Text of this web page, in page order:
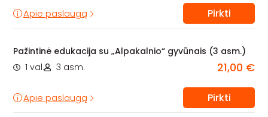
Apie paslaugą Pirkti
Pažintinė edukacija su „Alpakalnio“ gyvūnais (3 asm.)
1 val.
3 asm. 21,00 €
Apie paslaugą Pirkti